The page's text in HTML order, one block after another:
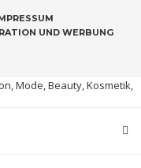
UND WERBUNG